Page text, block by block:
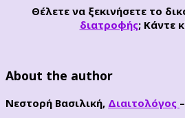
Θέλετε να ξεκινήσετε το
διατροφής; Κάντε
About the author
Νεστορή Βασιλική, Διαιτολόγος –